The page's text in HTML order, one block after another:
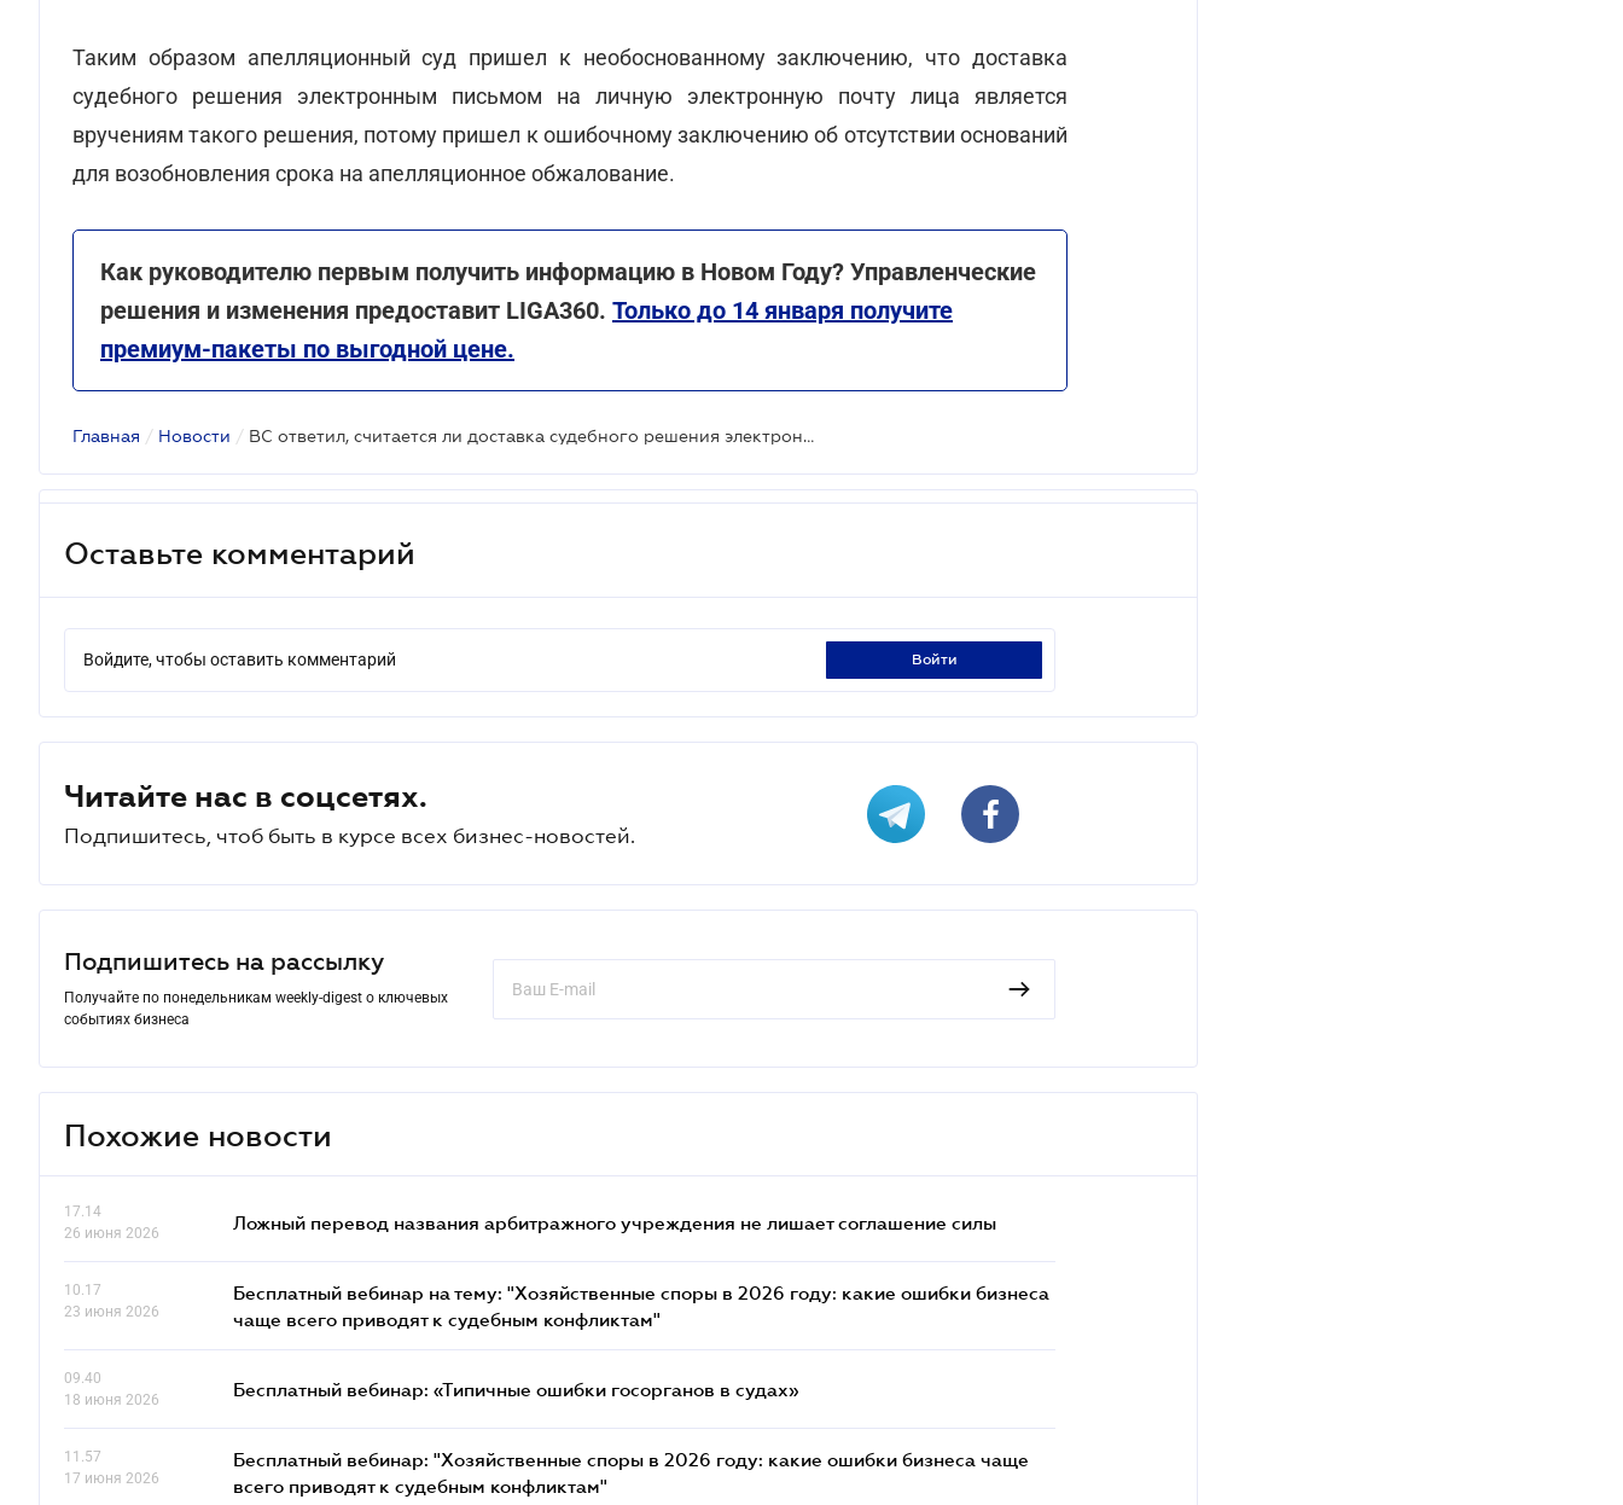
Таким образом апелляционный суд пришел к необоснованному заключению, что доставка
судебного решения электронным письмом на личную электронную почту лица является
вручениям такого решения, потому пришел к ошибочному заключению об отсутствии оснований
для возобновления срока на апелляционное обжалование.
Как руководителю первым получить информацию в Новом Году? Управленческие
решения и изменения предоставит LIGA360. Только до 14 января получите
премиум-пакеты по выгодной цене.
Главная / Новости / ВС ответил, считается ли доставка судебного решения электронным письмом вручением такого решения
Оставьте комментарий
Войдите, чтобы оставить комментарий войти
Читайте нас в соцсетях.
Подпишитесь, чтоб быть в курсе всех бизнес-новостей.
Подпишитесь на рассылку
Получайте по понедельникам weekly-digest о ключевых
событиях бизнеса
Похожие новости
17.14
26 июня 2026
Ложный перевод названия арбитражного учреждения не лишает соглашение силы
10.17
23 июня 2026
Бесплатный вебинар на тему: "Хозяйственные споры в 2026 году: какие ошибки бизнеса
чаще всего приводят к судебным конфликтам"
09.40
18 июня 2026
Бесплатный вебинар: «Типичные ошибки госорганов в судах»
11.57
17 июня 2026
Бесплатный вебинар: "Хозяйственные споры в 2026 году: какие ошибки бизнеса чаще
всего приводят к судебным конфликтам"